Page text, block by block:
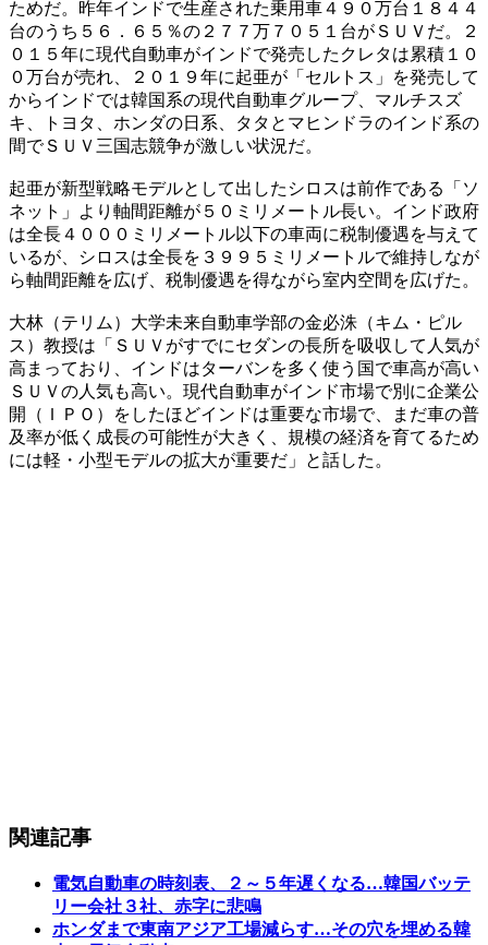
ためだ。昨年インドで生産された乗用車４９０万台１８４４
台のうち５６．６５％の２７７万７０５１台がＳＵＶだ。２
０１５年に現代自動車がインドで発売したクレタは累積１０
０万台が売れ、２０１９年に起亜が「セルトス」を発売して
からインドでは韓国系の現代自動車グループ、マルチスズ
キ、トヨタ、ホンダの日系、タタとマヒンドラのインド系の
間でＳＵＶ三国志競争が激しい状況だ。
起亜が新型戦略モデルとして出したシロスは前作である「ソ
ネット」より軸間距離が５０ミリメートル長い。インド政府
は全長４０００ミリメートル以下の車両に税制優遇を与えて
いるが、シロスは全長を３９９５ミリメートルで維持しなが
ら軸間距離を広げ、税制優遇を得ながら室内空間を広げた。
大林（テリム）大学未来自動車学部の金必洙（キム・ピル
ス）教授は「ＳＵＶがすでにセダンの長所を吸収して人気が
高まっており、インドはターバンを多く使う国で車高が高い
ＳＵＶの人気も高い。現代自動車がインド市場で別に企業公
開（ＩＰＯ）をしたほどインドは重要な市場で、まだ車の普
及率が低く成長の可能性が大きく、規模の経済を育てるため
には軽・小型モデルの拡大が重要だ」と話した。
関連記事
電気自動車の時刻表、２～５年遅くなる…韓国バッテ
リー会社３社、赤字に悲鳴
ホンダまで東南アジア工場減らす…その穴を埋める韓